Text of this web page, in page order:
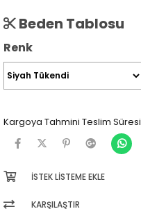
Beden Tablosu
Renk
Kargoya Tahmini Teslim Süresi
İSTEK LISTEME EKLE
KARŞILAŞTIR